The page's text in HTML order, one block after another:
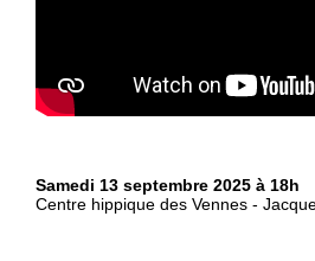
Samedi 13 septembre 2025 à 18h
Centre hippique des Vennes -